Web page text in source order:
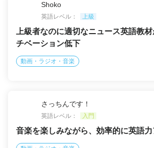
Shoko
英語レベル：
上級
上級者なのに適切なニュース英語教
チベーション低下
動画・ラジオ・音楽
さっちんです！
英語レベル：
入門
音楽を楽しみながら、効率的に英語力